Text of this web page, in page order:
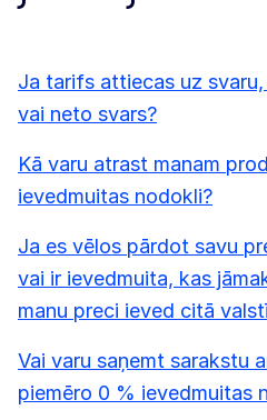
Ja tarifs attiecas uz
vai neto svars?
Kā varu atrast manam
ievedmuitas nodokli?
Ja es vēlos pārdot savu
vai ir ievedmuita, kas
manu preci ieved citā
Vai varu saņemt sarakstu
piemēro 0 % ievedmuitas